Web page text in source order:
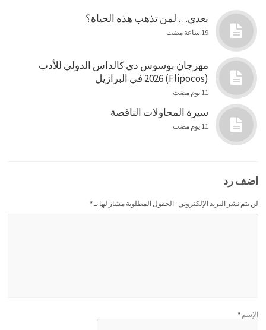
بعدي… لمن تذهب هذه الحياة؟
19 ساعة مضت
مهرجان بوسوس دي كالداس الدولي للأدب
(Flipocos) 2026 في البرازيل
11 يوم مضت
سيرة المحاولات الناقصة
11 يوم مضت
اضف رد
لن يتم نشر البريد الإلكتروني . الحقول المطلوبة مشار لها بـ*
الإسم *